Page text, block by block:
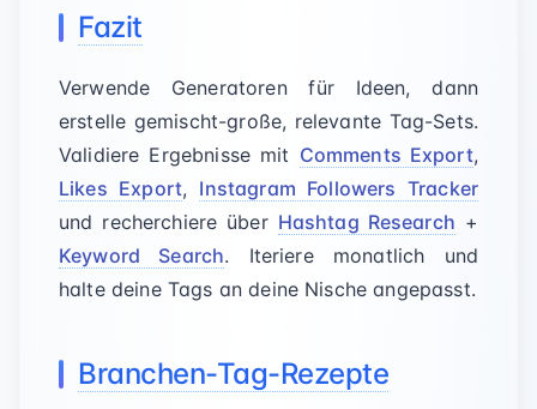
Fazit
Verwende Generatoren für Ideen, dann
erstelle gemischt-große, relevante Tag-Sets.
Validiere Ergebnisse mit Comments Export,
Likes Export, Instagram Followers Tracker
und recherchiere über Hashtag Research +
Keyword Search. Iteriere monatlich und
halte deine Tags an deine Nische angepasst.
Branchen-Tag-Rezepte